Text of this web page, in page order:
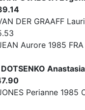
DER GRAAFF
Aurore 1985
Perianne 1985